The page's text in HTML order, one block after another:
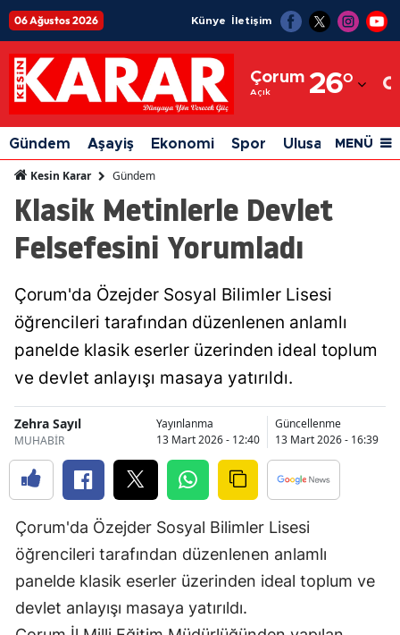
06 Ağustos 2026 Künye İletişim
Çorum
Açık 26°
Adıyaman
Afyonkarahisar
Ağrı
Amasya
Ankara
Aydın
Balıkesir
Bilecik
Bingöl
Bitlis
Bolu
Burdur
Gündem Aşayiş Ekonomi Spor Ulusal Siyaset
MENÜ
Kesin Karar Gündem
Klasik Metinlerle Devlet
Felsefesini Yorumladı
Çorum'da Özejder Sosyal Bilimler Lisesi
öğrencileri tarafından düzenlenen anlamlı
panelde klasik eserler üzerinden ideal toplum
ve devlet anlayışı masaya yatırıldı.
Zehra Sayıl
MUHABİR
Yayınlanma
13 Mart 2026 - 12:40
Güncellenme
13 Mart 2026 - 16:39
Çorum'da Özejder Sosyal Bilimler Lisesi
öğrencileri tarafından düzenlenen anlamlı
panelde klasik eserler üzerinden ideal toplum ve
devlet anlayışı masaya yatırıldı.